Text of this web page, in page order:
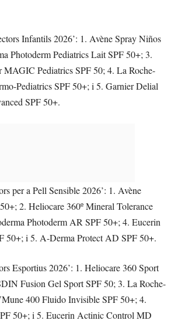
Infantils 2026’: 1. Avène Spray Niños
Photoderm Pediatrics Lait SPF 50+; 3.
Pediatrics SPF 50; 4. La Roche-
Pediatrics SPF 50+; i 5. Garnier Delial
SPF 50+.
per a Pell Sensible 2026’: 1. Avène
2. Heliocare 360º Mineral Tolerance
Photoderm AR SPF 50+; 4. Eucerin
50+; i 5. A-Derma Protect AD SPF 50+.
Esportius 2026’: 1. Heliocare 360 Sport
Fusion Gel Sport SPF 50; 3. La Roche-
400 Fluido Invisible SPF 50+; 4.
50+; i 5. Eucerin Actinic Control MD